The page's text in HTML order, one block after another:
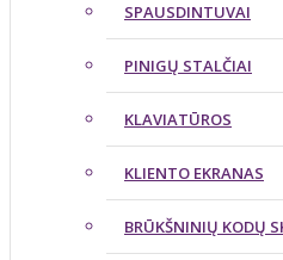
SPAUSDINTUVAI
PINIGŲ STALČIAI
KLAVIATŪROS
KLIENTO EKRANAS
BRŪKŠNINIŲ KODŲ